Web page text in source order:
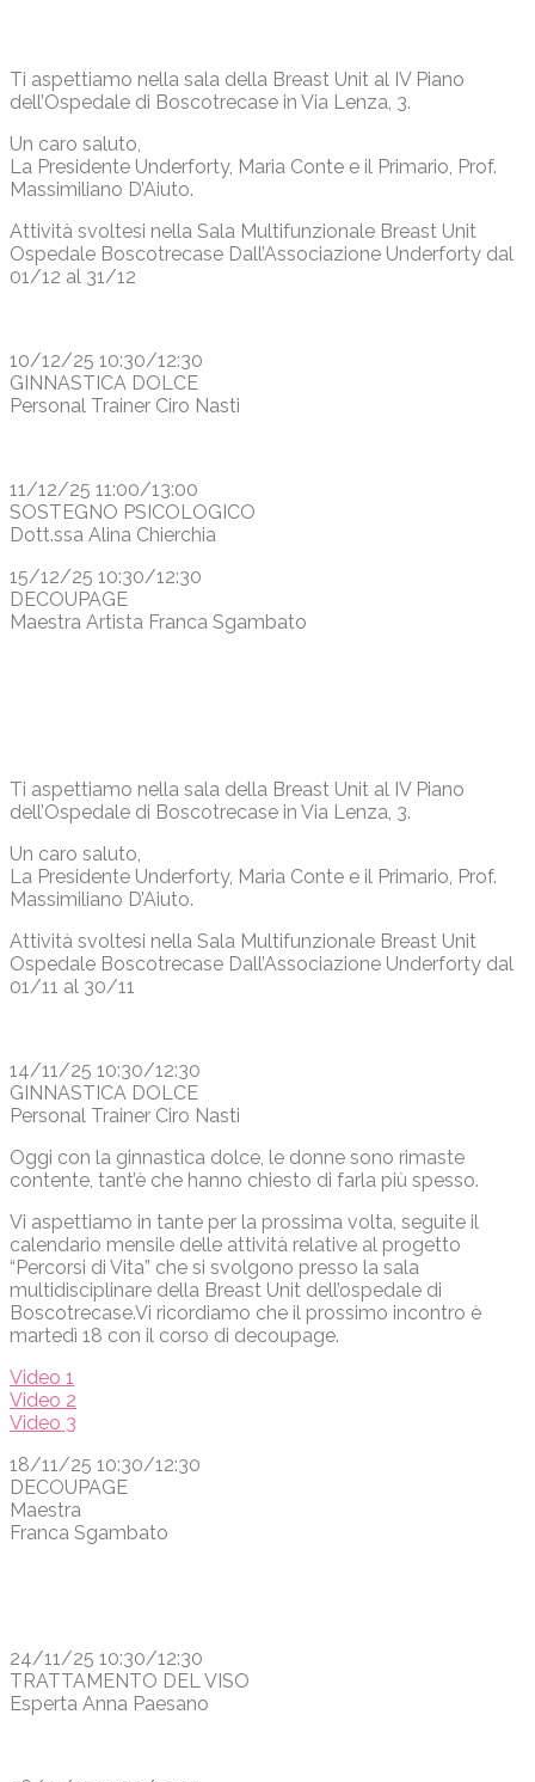
Ti aspettiamo nella sala della Breast Unit al IV Piano
dell’Ospedale di Boscotrecase in Via Lenza, 3.
Un caro saluto,
La Presidente Underforty, Maria Conte e il Primario, Prof.
Massimiliano D’Aiuto.
Attività svoltesi nella Sala Multifunzionale Breast Unit
Ospedale Boscotrecase Dall’Associazione Underforty dal
01/12 al 31/12
10/12/25 10:30/12:30
GINNASTICA DOLCE
Personal Trainer Ciro Nasti
11/12/25 11:00/13:00
SOSTEGNO PSICOLOGICO
Dott.ssa Alina Chierchia
15/12/25 10:30/12:30
DECOUPAGE
Maestra Artista Franca Sgambato
Ti aspettiamo nella sala della Breast Unit al IV Piano
dell’Ospedale di Boscotrecase in Via Lenza, 3.
Un caro saluto,
La Presidente Underforty, Maria Conte e il Primario, Prof.
Massimiliano D’Aiuto.
Attività svoltesi nella Sala Multifunzionale Breast Unit
Ospedale Boscotrecase Dall’Associazione Underforty dal
01/11 al 30/11
14/11/25 10:30/12:30
GINNASTICA DOLCE
Personal Trainer Ciro Nasti
Oggi con la ginnastica dolce, le donne sono rimaste
contente, tant’è che hanno chiesto di farla più spesso.
Vi aspettiamo in tante per la prossima volta, seguite il
calendario mensile delle attività relative al progetto
“Percorsi di Vita” che si svolgono presso la sala
multidisciplinare della Breast Unit dell’ospedale di
Boscotrecase.Vi ricordiamo che il prossimo incontro è
martedì 18 con il corso di decoupage.
Video 1
Video 2
Video 3
18/11/25 10:30/12:30
DECOUPAGE
Maestra
Franca Sgambato
24/11/25 10:30/12:30
TRATTAMENTO DEL VISO
Esperta Anna Paesano